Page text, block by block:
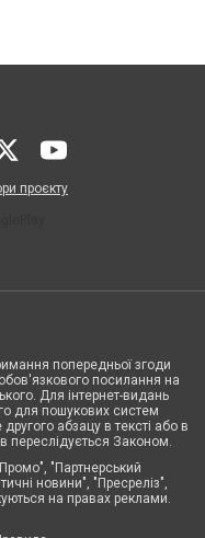
проєкту
попередньої згоди
посилання на
Для інтернет-видань
для пошукових систем
абзацу в тексті або в
переслідується Законом.
"Партнерський
новини", "Пресреліз",
на правах реклами.